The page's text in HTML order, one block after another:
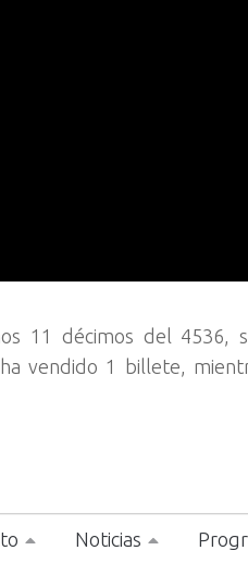
11 décimos del
vendido 1 billete,
Noticias